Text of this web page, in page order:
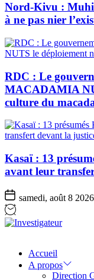
Nord-Kivu :
à ne pas nier
RDC : Le
MACADAMIA
culture du
Kasaï : 13
avant leur
samedi, août 8 2026
Accueil
A propos
Direction